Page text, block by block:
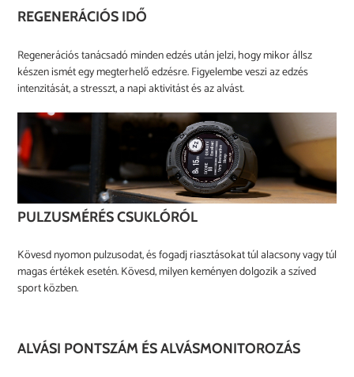
REGENERÁCIÓS IDŐ
Regenerációs tanácsadó minden edzés után jelzi, hogy mikor állsz
készen ismét egy megterhelő edzésre. Figyelembe veszi az edzés
intenzitását, a stresszt, a napi aktivitást és az alvást.
PULZUSMÉRÉS CSUKLÓRÓL
Kövesd nyomon pulzusodat, és fogadj riasztásokat túl alacsony vagy túl
magas értékek esetén. Kövesd, milyen keményen dolgozik a szíved
sport közben.
ALVÁSI PONTSZÁM ÉS ALVÁSMONITOROZÁS